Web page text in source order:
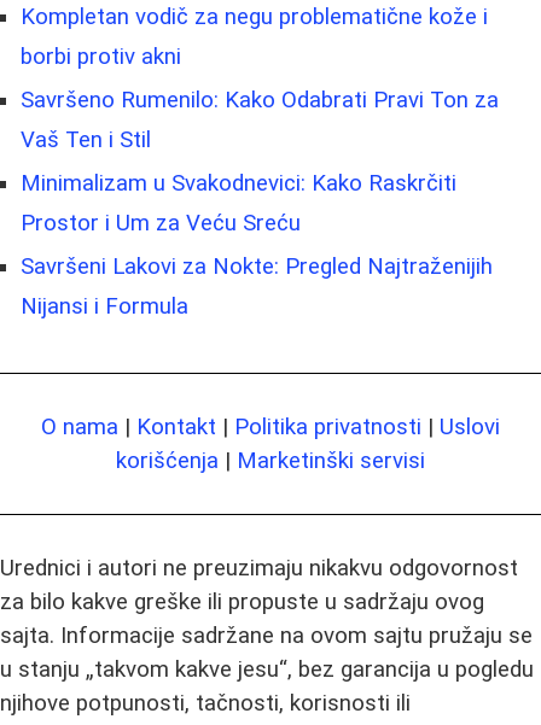
Kompletan vodič za negu problematične kože i
borbi protiv akni
Savršeno Rumenilo: Kako Odabrati Pravi Ton za
Vaš Ten i Stil
Minimalizam u Svakodnevici: Kako Raskrčiti
Prostor i Um za Veću Sreću
Savršeni Lakovi za Nokte: Pregled Najtraženijih
Nijansi i Formula
O nama | Kontakt | Politika privatnosti | Uslovi
korišćenja | Marketinški servisi
Urednici i autori ne preuzimaju nikakvu odgovornost
za bilo kakve greške ili propuste u sadržaju ovog
sajta. Informacije sadržane na ovom sajtu pružaju se
u stanju „takvom kakve jesu“, bez garancija u pogledu
njihove potpunosti, tačnosti, korisnosti ili